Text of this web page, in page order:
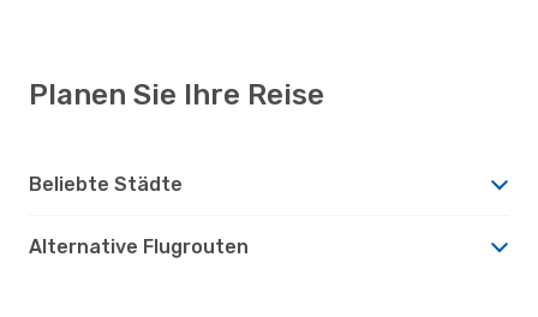
Planen Sie Ihre Reise
Beliebte Städte
Alternative Flugrouten